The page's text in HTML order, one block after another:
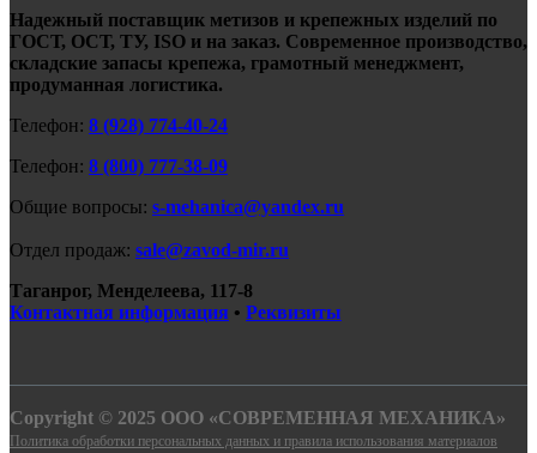
Надежный поставщик метизов и крепежных изделий по
ГОСТ, ОСТ, ТУ, ISO и на заказ. Современное производство,
складские запасы крепежа, грамотный менеджмент,
продуманная логистика.
Телефон: 8 (928) 774-40-24
Телефон: 8 (800) 777-38-09
Общие вопросы: s-mehanica@yandex.ru
Отдел продаж: sale@zavod-mir.ru
Таганрог, Менделеева, 117-8
Контактная информация • Реквизиты
Copyright © 2025 ООО «СОВРЕМЕННАЯ МЕХАНИКА»
Политика обработки персональных данных и правила использования материалов